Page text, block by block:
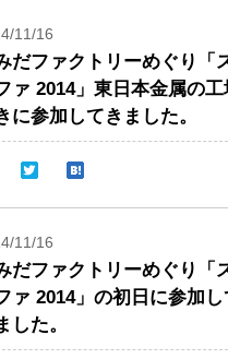
11/16
だファクトリーめぐり「
ァ 2014」東日本金属の工
に参加してきました。
11/16
だファクトリーめぐり「
ァ 2014」の初日に参加し
した。